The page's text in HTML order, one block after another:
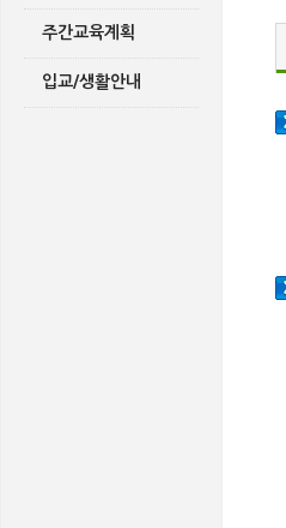
주간교육계획
입교/생활안내